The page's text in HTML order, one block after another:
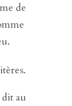
de
dit au